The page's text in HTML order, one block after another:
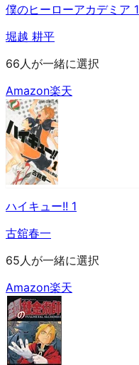
僕のヒーローアカデミア 1
堀越 耕平
66人が一緒に選択
Amazon楽天
ハイキュー!! 1
古舘春一
65人が一緒に選択
Amazon楽天